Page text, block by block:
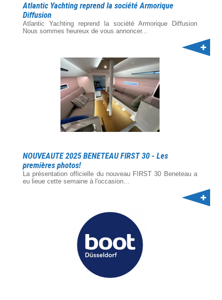
Atlantic Yachting reprend la société Armorique
Diffusion
Atlantic Yachting reprend la société Armorique Diffusion
Nous sommes heureux de vous annoncer...
NOUVEAUTE 2025 BENETEAU FIRST 30 - Les
premières photos!
La présentation officielle du nouveau FIRST 30 Beneteau a
eu lieue cette semaine à l'occasion...